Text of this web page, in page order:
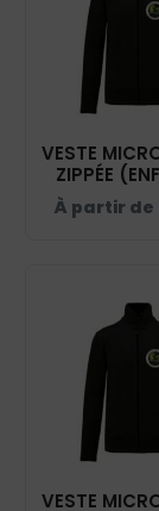
VESTE
ZIPPÉE
CENTRE
KERAVEL
À partir de
VESTE